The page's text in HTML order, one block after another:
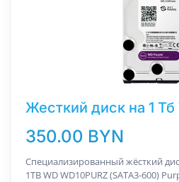
Жесткий диск на 1 Тб
350.00 BYN
Специализированный жёсткий
1TB WD WD10PURZ (SATA3-600)